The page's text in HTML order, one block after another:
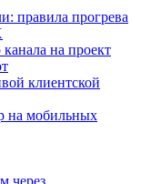
правила прогрева
на проект
клиентской
на мобильных
через